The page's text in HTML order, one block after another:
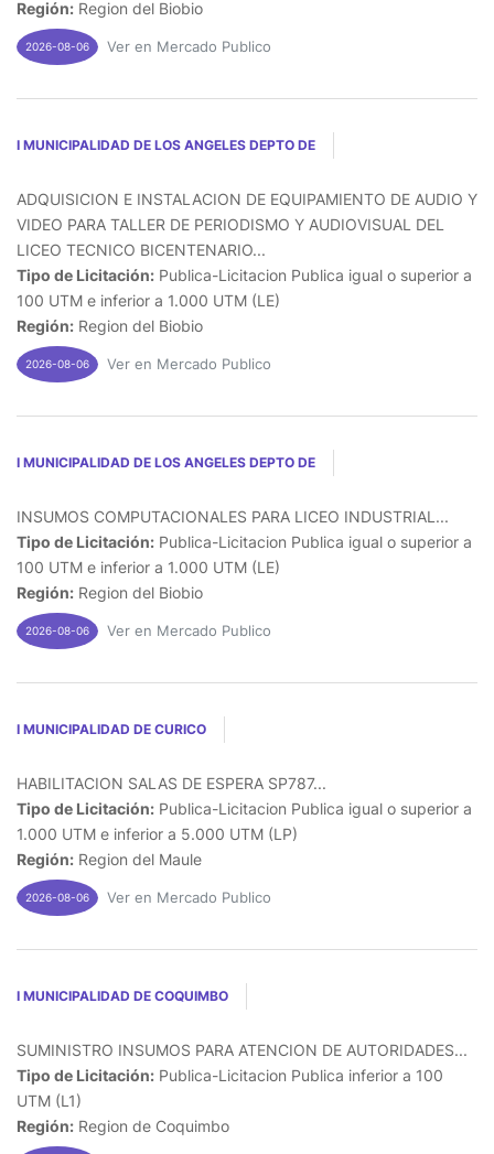
Región: Region del Biobio
2026-08-06 Ver en Mercado Publico
I MUNICIPALIDAD DE LOS ANGELES DEPTO DE
ADQUISICION E INSTALACION DE EQUIPAMIENTO DE AUDIO Y
VIDEO PARA TALLER DE PERIODISMO Y AUDIOVISUAL DEL
LICEO TECNICO BICENTENARIO...
Tipo de Licitación: Publica-Licitacion Publica igual o superior a
100 UTM e inferior a 1.000 UTM (LE)
Región: Region del Biobio
2026-08-06 Ver en Mercado Publico
I MUNICIPALIDAD DE LOS ANGELES DEPTO DE
INSUMOS COMPUTACIONALES PARA LICEO INDUSTRIAL...
Tipo de Licitación: Publica-Licitacion Publica igual o superior a
100 UTM e inferior a 1.000 UTM (LE)
Región: Region del Biobio
2026-08-06 Ver en Mercado Publico
I MUNICIPALIDAD DE CURICO
HABILITACION SALAS DE ESPERA SP787...
Tipo de Licitación: Publica-Licitacion Publica igual o superior a
1.000 UTM e inferior a 5.000 UTM (LP)
Región: Region del Maule
2026-08-06 Ver en Mercado Publico
I MUNICIPALIDAD DE COQUIMBO
SUMINISTRO INSUMOS PARA ATENCION DE AUTORIDADES...
Tipo de Licitación: Publica-Licitacion Publica inferior a 100
UTM (L1)
Región: Region de Coquimbo